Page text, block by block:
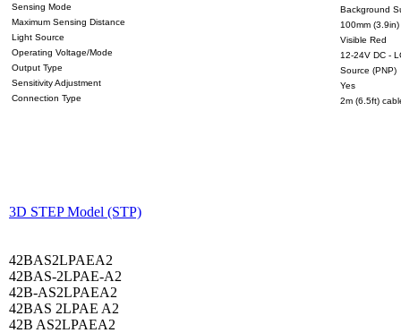
Sensing Mode
Background
Maximum Sensing Distance
100mm (3.9in)
Light Source
Visible Red
Operating Voltage/Mode
12-24V DC -
Output Type
Source (PNP)
Sensitivity Adjustment
Yes
Connection Type
2m (6.5ft)
3D STEP Model (STP)
42BAS2LPAEA2
42BAS-2LPAE-A2
42B-AS2LPAEA2
42BAS 2LPAE A2
42B AS2LPAEA2